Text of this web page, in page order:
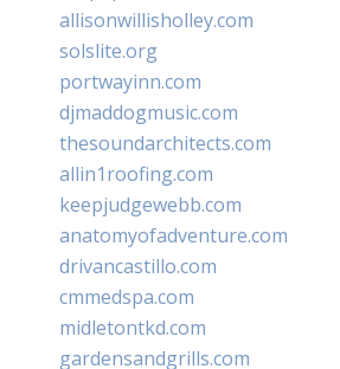
allisonwillisholley.com
solslite.org
portwayinn.com
djmaddogmusic.com
thesoundarchitects.com
allin1roofing.com
keepjudgewebb.com
anatomyofadventure.com
drivancastillo.com
cmmedspa.com
midletontkd.com
gardensandgrills.com